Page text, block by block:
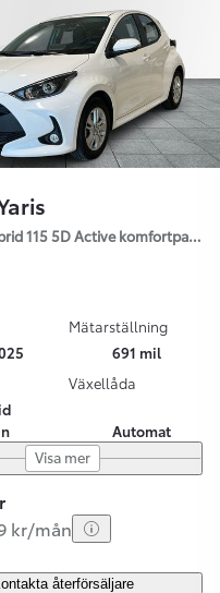
115 5D Active komfortpaket
Mätarställning
691 mil
Växellåda
Automat
Visa mer
kr/mån
återförsäljare